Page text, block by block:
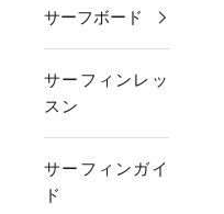
サーフボード
サーフィンレッ
スン
サーフィンガイ
ド